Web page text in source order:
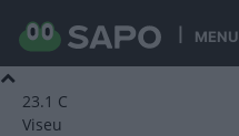
MENU
23.1 C
Viseu